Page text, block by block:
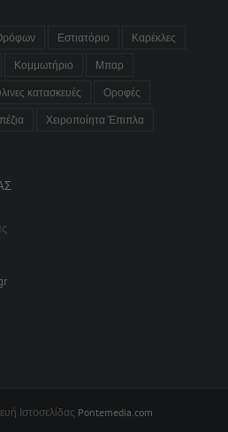
Εστιατόριο Καρέκλες
Κομμωτήριο Μπαρ
κατασκευές Οροφές
Χειροποίητα Έπιπλα
Ιστοσελίδας Pontemedia.com